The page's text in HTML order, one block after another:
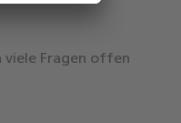
viele Fragen offen